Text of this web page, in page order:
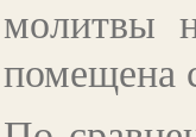
молитвы
помещена